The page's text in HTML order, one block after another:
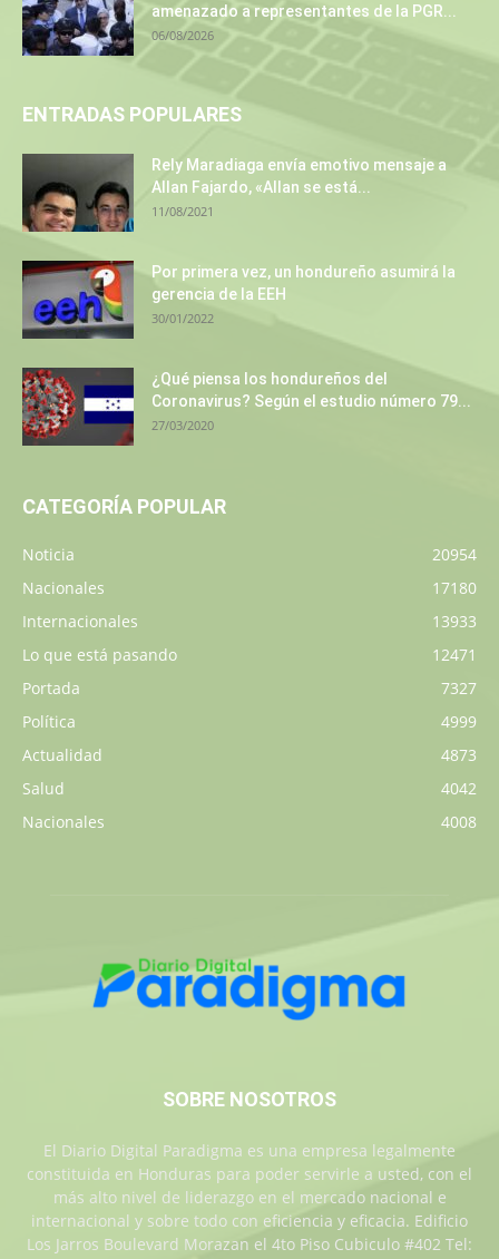
amenazado a representantes de la PGR...
06/08/2026
ENTRADAS POPULARES
Rely Maradiaga envía emotivo mensaje a
Allan Fajardo, «Allan se está...
11/08/2021
Por primera vez, un hondureño asumirá la
gerencia de la EEH
30/01/2022
¿Qué piensa los hondureños del
Coronavirus? Según el estudio número 79...
27/03/2020
CATEGORÍA POPULAR
Noticia
20954
Nacionales
17180
Internacionales
13933
Lo que está pasando
12471
Portada
7327
Política
4999
Actualidad
4873
Salud
4042
Nacionales
4008
SOBRE NOSOTROS
El Diario Digital Paradigma es una empresa legalmente
constituida en Honduras para poder servirle a usted, con el
más alto nivel de liderazgo en el mercado nacional e
internacional y sobre todo con eficiencia y eficacia. Edificio
Los Jarros Boulevard Morazan el 4to Piso Cubiculo #402 Tel: